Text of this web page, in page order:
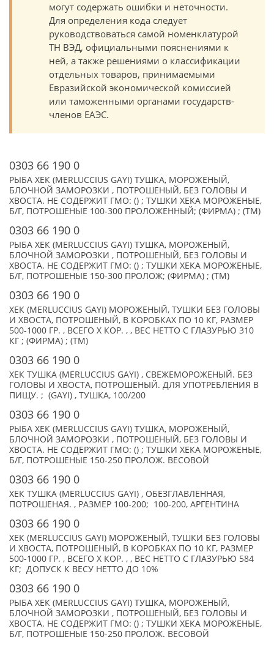
могут содержать ошибки и неточности.
Для определения кода следует
руководствоваться самой номенклатурой
ТН ВЭД, официальными пояснениями к
ней, а также решениями о классификации
отдельных товаров, принимаемыми
Евразийской экономической комиссией
или таможенными органами государств-
членов ЕАЭС.
0303 66 190 0
РЫБА ХЕК (MERLUCCIUS GAYI) ТУШКА, МОРОЖЕНЫЙ,
БЛОЧНОЙ ЗАМОРОЗКИ , ПОТРОШЕНЫЙ, БЕЗ ГОЛОВЫ И
ХВОСТА. НЕ СОДЕРЖИТ ГМО: () ; ТУШКИ ХЕКА МОРОЖЕНЫЕ,
Б/Г, ПОТРОШЕНЫЕ 100-300 ПРОЛОЖЕННЫЙ; (ФИРМА) ; (TM)
0303 66 190 0
РЫБА ХЕК (MERLUCCIUS GAYI) ТУШКА, МОРОЖЕНЫЙ,
БЛОЧНОЙ ЗАМОРОЗКИ , ПОТРОШЕНЫЙ, БЕЗ ГОЛОВЫ И
ХВОСТА. НЕ СОДЕРЖИТ ГМО: () ; ТУШКИ ХЕКА МОРОЖЕНЫЕ,
Б/Г, ПОТРОШЕНЫЕ 150-300 ПРОЛОЖ; (ФИРМА) ; (TM)
0303 66 190 0
ХЕК (MERLUCCIUS GAYI) МОРОЖЕНЫЙ, ТУШКИ БЕЗ ГОЛОВЫ
И ХВОСТА, ПОТРОШЕНЫЙ, В КОРОБКАХ ПО 10 КГ, РАЗМЕР
500-1000 ГР. , ВСЕГО X КОР. , , ВЕС НЕТТО С ГЛАЗУРЬЮ 310
КГ ; (ФИРМА) ; (TM)
0303 66 190 0
ХЕК ТУШКА (MERLUCCIUS GAYI) , СВЕЖЕМОРОЖЕНЫЙ. БЕЗ
ГОЛОВЫ И ХВОСТА, ПОТРОШЕНЫЙ. ДЛЯ УПОТРЕБЛЕНИЯ В
ПИЩУ. ; (GAYI) , ТУШКА, 100/200
0303 66 190 0
РЫБА ХЕК (MERLUCCIUS GAYI) ТУШКА, МОРОЖЕНЫЙ,
БЛОЧНОЙ ЗАМОРОЗКИ , ПОТРОШЕНЫЙ, БЕЗ ГОЛОВЫ И
ХВОСТА. НЕ СОДЕРЖИТ ГМО: () ; ТУШКИ ХЕКА МОРОЖЕНЫЕ,
Б/Г, ПОТРОШЕНЫЕ 150-250 ПРОЛОЖ. ВЕСОВОЙ
0303 66 190 0
ХЕК ТУШКА (MERLUCCIUS GAYI) , ОБЕЗГЛАВЛЕННАЯ,
ПОТРОШЕНАЯ. , РАЗМЕР 100-200; 100-200, АРГЕНТИНА
0303 66 190 0
ХЕК (MERLUCCIUS GAYI) МОРОЖЕНЫЙ, ТУШКИ БЕЗ ГОЛОВЫ
И ХВОСТА, ПОТРОШЕНЫЙ, В КОРОБКАХ ПО 10 КГ, РАЗМЕР
500-1000 ГР. , ВСЕГО X КОР. , , ВЕС НЕТТО С ГЛАЗУРЬЮ 584
КГ; ДОПУСК К ВЕСУ НЕТТО ДО 10%
0303 66 190 0
РЫБА ХЕК (MERLUCCIUS GAYI) ТУШКА, МОРОЖЕНЫЙ,
БЛОЧНОЙ ЗАМОРОЗКИ , ПОТРОШЕНЫЙ, БЕЗ ГОЛОВЫ И
ХВОСТА. НЕ СОДЕРЖИТ ГМО: () ; ТУШКИ ХЕКА МОРОЖЕНЫЕ,
Б/Г, ПОТРОШЕНЫЕ 150-250 ПРОЛОЖ. ВЕСОВОЙ